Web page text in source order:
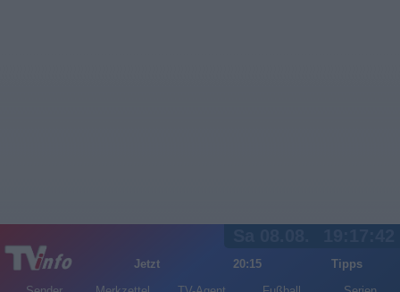
Jetzt 20:15
Tipps